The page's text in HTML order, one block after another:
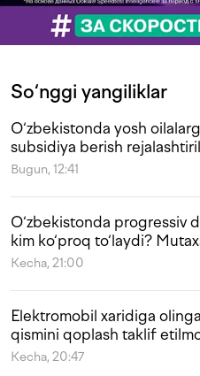
So‘nggi yangiliklar
O‘zbekistonda yosh
subsidiya berish
Bugun, 12:41
O‘zbekistonda progressiv
kim ko‘proq to‘laydi?
Kecha, 21:00
Elektromobil xaridiga
qismini qoplash taklif
Kecha, 20:47